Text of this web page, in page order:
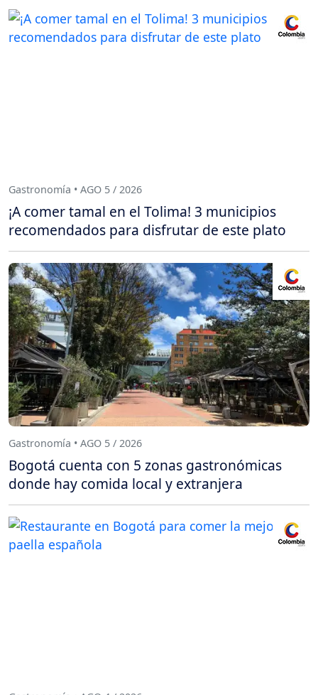
Gastronomía • AGO 5 / 2026
¡A comer tamal en el Tolima! 3 municipios
recomendados para disfrutar de este plato
Gastronomía • AGO 5 / 2026
Bogotá cuenta con 5 zonas gastronómicas
donde hay comida local y extranjera